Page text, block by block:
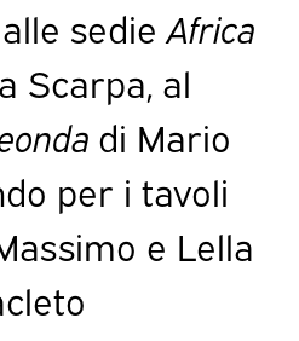
sedie Africa
Scarpa, al
di Mario
per i tavoli
e Lella